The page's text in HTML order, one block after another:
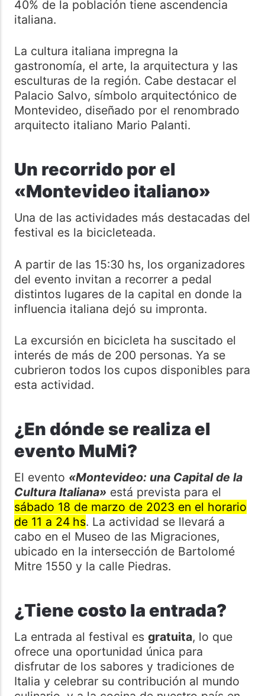
40% de la población tiene ascendencia
italiana.
La cultura italiana impregna la
gastronomía, el arte, la arquitectura y las
esculturas de la región. Cabe destacar el
Palacio Salvo, símbolo arquitectónico de
Montevideo, diseñado por el renombrado
arquitecto italiano Mario Palanti.
Un recorrido por el
«Montevideo italiano»
Una de las actividades más destacadas del
festival es la bicicleteada.
A partir de las 15:30 hs, los organizadores
del evento invitan a recorrer a pedal
distintos lugares de la capital en donde la
influencia italiana dejó su impronta.
La excursión en bicicleta ha suscitado el
interés de más de 200 personas. Ya se
cubrieron todos los cupos disponibles para
esta actividad.
¿En dónde se realiza el
evento MuMi?
El evento «Montevideo: una Capital de la
Cultura Italiana» está prevista para el
sábado 18 de marzo de 2023 en el horario
de 11 a 24 hs. La actividad se llevará a
cabo en el Museo de las Migraciones,
ubicado en la intersección de Bartolomé
Mitre 1550 y la calle Piedras.
¿Tiene costo la entrada?
La entrada al festival es gratuita, lo que
ofrece una oportunidad única para
disfrutar de los sabores y tradiciones de
Italia y celebrar su contribución al mundo